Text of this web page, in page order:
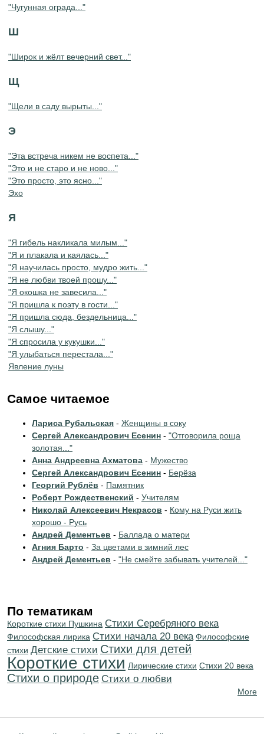
"Чугунная ограда..."
Ш
"Широк и жёлт вечерний свет..."
Щ
"Щели в саду вырыты..."
Э
"Эта встреча никем не воспета..."
"Это и не старо и не ново..."
"Это просто, это ясно..."
Эхо
Я
"Я гибель накликала милым..."
"Я и плакала и каялась..."
"Я научилась просто, мудро жить..."
"Я не любви твоей прошу..."
"Я окошка не завесила..."
"Я пришла к поэту в гости..."
"Я пришла сюда, бездельница..."
"Я слышу..."
"Я спросила у кукушки..."
"Я улыбаться перестала..."
Явление луны
Самое читаемое
Лариса Рубальская - Женщины в соку
Сергей Александрович Есенин - "Отговорила роща
золотая..."
Анна Андреевна Ахматова - Мужество
Сергей Александрович Есенин - Берёза
Георгий Рублёв - Памятник
Роберт Рождественский - Учителям
Николай Алексеевич Некрасов - Кому на Руси жить
хорошо - Русь
Андрей Дементьев - Баллада о матери
Агния Барто - За цветами в зимний лес
Андрей Дементьев - "Не смейте забывать учителей..."
По тематикам
Короткие стихи Пушкина Cтихи Серебряного века
Философская лирика Cтихи начала 20 века Философские
стихи Детские стихи Стихи для детей
Короткие стихи Лирические стихи Стихи 20 века
Стихи о природе Стихи о любви
More